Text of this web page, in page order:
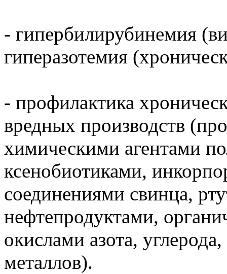
- гипербилирубинемия
гиперазотемия
- профилактика
вредных производств
химическими агентами
ксенобиотиками,
соединениями свинца,
нефтепродуктами,
окислами азота,
металлов).